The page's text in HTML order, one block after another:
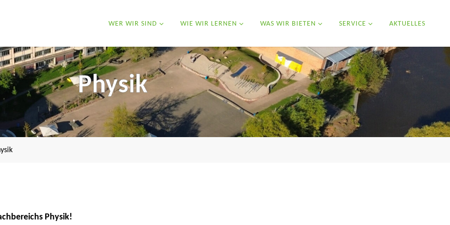
WER WIR SIND WIE WIR LERNEN WAS WIR BIETEN SERVICE AKTUELLES
Physik
Physik!